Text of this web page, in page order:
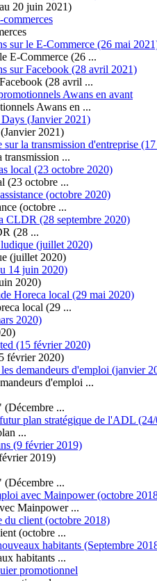
20 juin 2021)
E-Commerce (26 ...
(28 avril ...
Awans en ...
2021)
...
(23 octobre ...
(octobre ...
(28 ...
(juillet 2020)
2020)
local (29 ...
février 2020)
d'emploi ...
(Décembre ...
...
2019)
(Décembre ...
Mainpower ...
(octobre ...
habitants ...